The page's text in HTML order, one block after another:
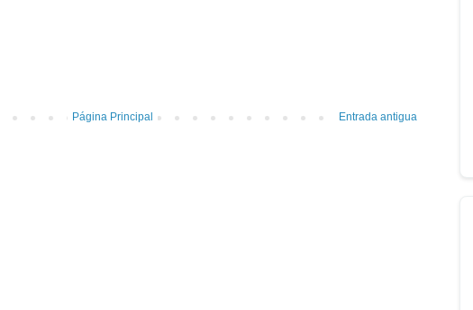
Entrada antigua
Página Principal